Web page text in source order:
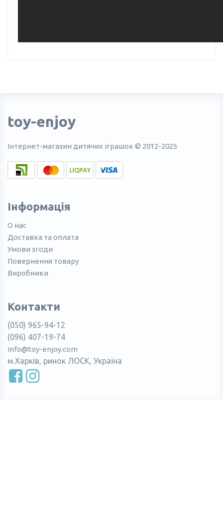
toy-enjoy
Інтернет-магазин дитячих іграшок © 2012-2025
Інформація
О нас
Доставка та оплата
Умови згоди
Повернення товару
Виробники
Контакти
(050) 965-94-12
(096) 407-19-74
info@toy-enjoy.com
м.Харків, ринок ЛОСК, Україна